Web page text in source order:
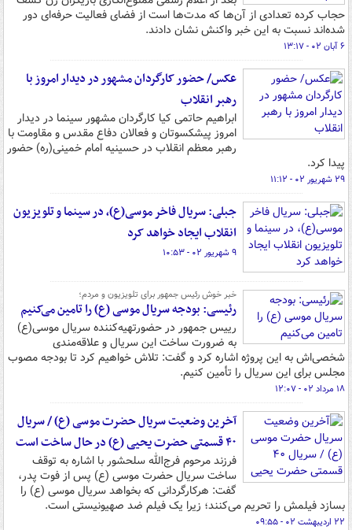
حجاب کرده تعدادی از آن‌ها که مدت‌ها است از فضای فعالیت حرفه‌ای دور
شده‌اند نسبت به این خبر واکنش نشان دادند.
۶ آبان ۰۲ - ۱۳:۱۷
عکس/ حضور کارگردان مشهور در دیدار امروز با
رهبر انقلاب
ابراهیم حاتمی کیا کارگردان مشهور سینما در دیدار
امروز پیشکسوتان و فعالان دفاع مقدس و مقاومت با
رهبر معظم انقلاب در حسینیه امام خمینی(ره) حضور
پیدا کرد.
۲۹ شهریور ۰۲ - ۱۱:۱۲
جبلی: سریال فاخر موسی(ع)، در سینما و تلویزیون
انقلاب ایجاد خواهد کرد
۹ شهریور ۰۲ - ۱۰:۵۳
خبر خوش رئیس جمهور برای تلویزیون و مردم؛
رئیسی: بودجه سریال موسی (ع) را تامین می‌کنیم
رییس جمهور در حضورتهیه‌کننده سریال موسی(ع)
به ضرورت ساخت این سریال و علاقه‌مندی
شخصی‌اش به این پروژه اشاره کرد و گفت: تلاش خواهیم کرد تا بودجه مصوب
مجلس برای این سریال را تأمین کنیم.
۱۸ مرداد ۰۲ - ۱۲:۰۷
آخرین وضعیت سریال حضرت موسی (ع) / سریال
۴۰ قسمتی حضرت یحیی (ع) در حال ساخت است
فرزند مرحوم فرج‌الله سلحشور با اشاره به توقف
ساخت سریال حضرت موسی (ع) پس از فوت پدر،
گفت: هرکارگردانی که بخواهد سریال موسی (ع) را
بسازد فیلمش را تحریم می‌کنند؛ زیرا یک فیلم ضد صهیونیستی است.
۲۲ اردیبهشت ۰۲ - ۰۹:۵۵